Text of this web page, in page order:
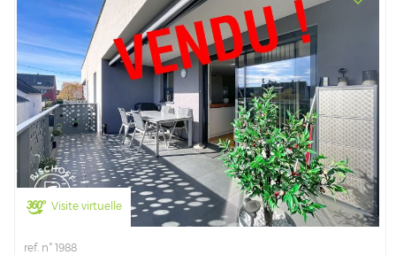
Visite virtuelle
ref. n° 1988